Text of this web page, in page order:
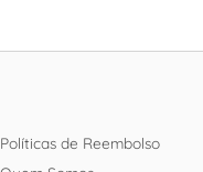
Políticas de Reembolso